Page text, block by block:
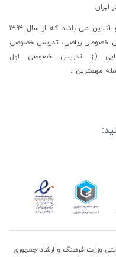
می باشد که از سال ۱۳۹۴
خصوصی ریاضی، تدریس خصوصی
(از
تدریس خصوصی اول
مهمترین...
وزارت فرهنگ و ارشاد جمهوری